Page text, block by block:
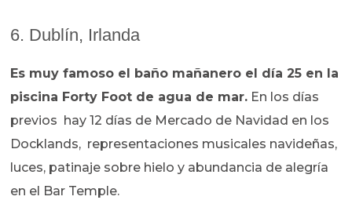
6. Dublín, Irlanda
Es muy famoso el baño mañanero el día 25 en la
piscina Forty Foot de agua de mar. En los días
previos hay 12 días de Mercado de Navidad en los
Docklands, representaciones musicales navideñas,
luces, patinaje sobre hielo y abundancia de alegría
en el Bar Temple.